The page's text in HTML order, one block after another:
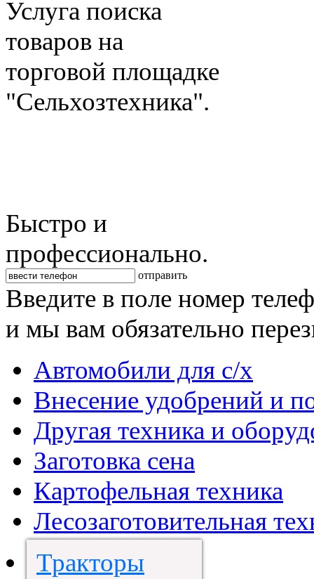
Услуга поиска
товаров на
торговой площадке
"Сельхозтехника".
Быстро и
профессионально.
отправить
Введите в поле номер
и мы вам обязательно
Автомобили для с/х
Внесение удобрений и
Другая техника и
Заготовка сена
Картофельная техника
Лесозаготовительная
Тракторы